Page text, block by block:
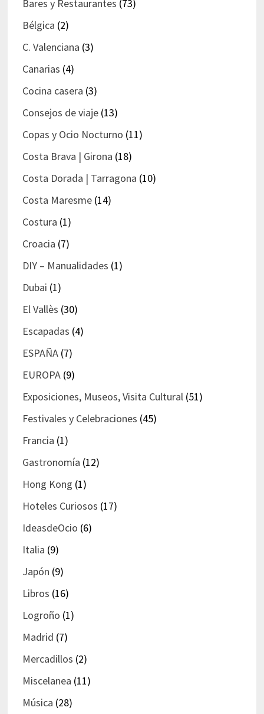
Bares y Restaurantes (73)
Bélgica (2)
C. Valenciana (3)
Canarias (4)
Cocina casera (3)
Consejos de viaje(13)
Copas y Ocio Nocturno (11)
Costa Brava | Girona (18)
Costa Dorada | Tarragona (10)
Costa Maresme(14)
Costura (1)
Croacia (7)
DIY – Manualidades (1)
Dubai (1)
El Vallès (30)
Escapadas (4)
ESPAÑA(7)
EUROPA(9)
Exposiciones, Museos, Visita Cultural(51)
Festivales y Celebraciones (45)
Francia (1)
Gastronomía (12)
Hong Kong (1)
Hoteles Curiosos (17)
IdeasdeOcio (6)
Italia (9)
Japón (9)
Libros (16)
Logroño (1)
Madrid (7)
Mercadillos (2)
Miscelanea (11)
Música (28)